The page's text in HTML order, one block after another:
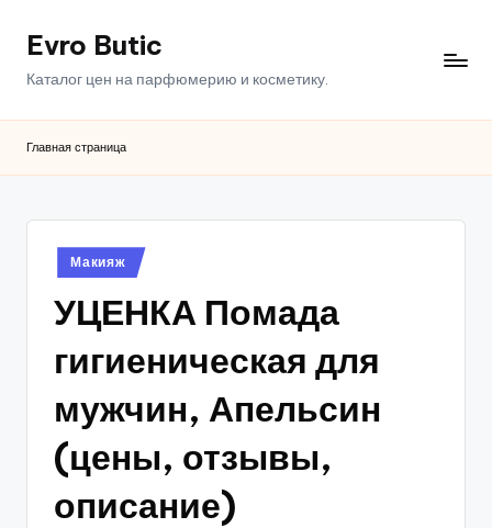
ПерейтиEvro Butic
Каталог цен на парфюмерию и косметику.
Главная страница
Опубликовано
в
Макияж
УЦЕНКА Помада
гигиеническая для
мужчин, Апельсин
(цены, отзывы,
описание)